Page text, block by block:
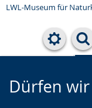
LWL-Museum für
Dürfen